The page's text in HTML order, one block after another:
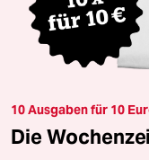
10 Ausgaben für 10
Die